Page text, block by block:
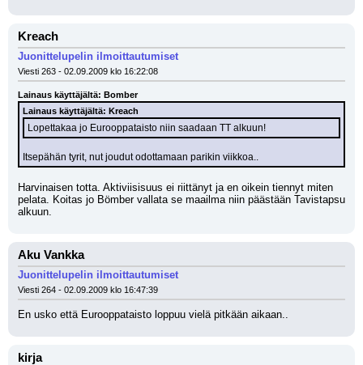
Kreach
Juonittelupelin ilmoittautumiset
Viesti 263 - 02.09.2009 klo 16:22:08
Lainaus käyttäjältä: Bomber
Lainaus käyttäjältä: Kreach
Lopettakaa jo Eurooppataisto niin saadaan TT alkuun!
Itsepähän tyrit, nut joudut odottamaan parikin viikkoa..
Harvinaisen totta. Aktiviisisuus ei riittänyt ja en oikein tiennyt miten
pelata. Koitas jo Bömber vallata se maailma niin päästään Tavistapsu
alkuun.
Aku Vankka
Juonittelupelin ilmoittautumiset
Viesti 264 - 02.09.2009 klo 16:47:39
En usko että Eurooppataisto loppuu vielä pitkään aikaan..
kirja